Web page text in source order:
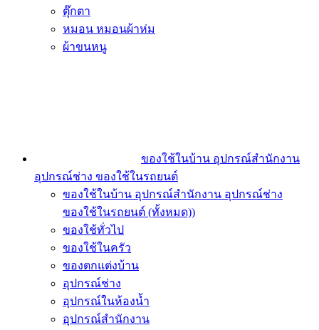
ตุ๊กตา
หมอน หมอนผ้าห่ม
ผ้าขนหนู
ของใช้ในบ้าน อุปกรณ์สำนักงาน
อุปกรณ์ช่าง ของใช้ในรถยนต์
ของใช้ในบ้าน อุปกรณ์สำนักงาน อุปกรณ์ช่าง
ของใช้ในรถยนต์ (ทั้งหมด))
ของใช้ทั่วไป
ของใช้ในครัว
ของตกแต่งบ้าน
อุปกรณ์ช่าง
อุปกรณ์ในห้องน้ำ
อุปกรณ์สำนักงาน